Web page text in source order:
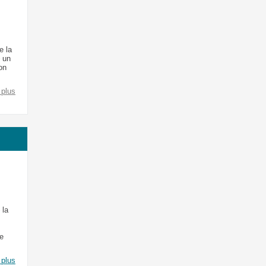
la
un
plus
la
plus